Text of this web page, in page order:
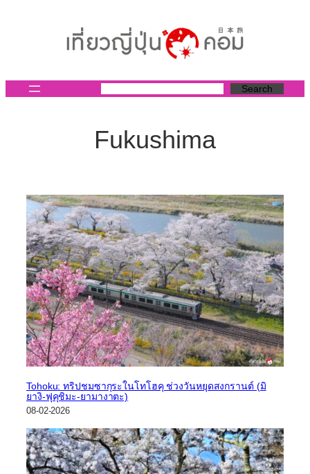
Search
Fukushima
Tohoku: ทริปชมซากุระในโทโฮคุ ช่วงวันหยุดสงกรานต์ (มิ
ยางิ-ฟุคุชิมะ-ยามางาตะ)
08-02-2026